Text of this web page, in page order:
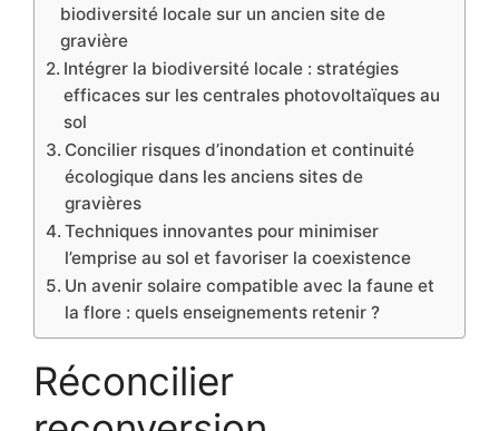
biodiversité locale sur un ancien site de
gravière
Intégrer la biodiversité locale : stratégies
efficaces sur les centrales photovoltaïques au
sol
Concilier risques d’inondation et continuité
écologique dans les anciens sites de
gravières
Techniques innovantes pour minimiser
l’emprise au sol et favoriser la coexistence
Un avenir solaire compatible avec la faune et
la flore : quels enseignements retenir ?
Réconcilier